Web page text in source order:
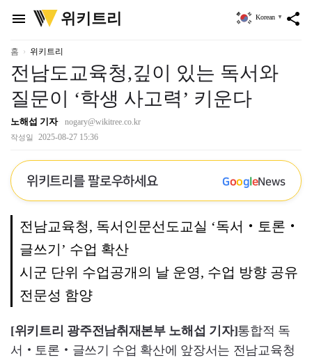
menu
위
키
리
위키트리 share
Korean ▼
홈 위키트리
전남도교육청,깊이 있는 독서와
질문이 ‘학생 사고력’ 키운다
노해섭 기자 nogary@wikitree.co.kr
작성일 2025-08-27 15:36
위키트리를 팔로우하세요 GoogleNews
전남교육청, 독서인문선도교실 ‘독서‧토론‧
글쓰기’ 수업 확산
시군 단위 수업공개의 날 운영, 수업 방향 공유
전문성 함양
[위키트리 광주전남취재본부 노해섭 기자]통합적 독
서‧토론‧글쓰기 수업 확산에 앞장서는 전남교육청